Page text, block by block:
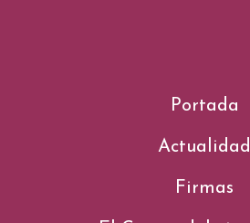
Portada
Actualidad
Firmas